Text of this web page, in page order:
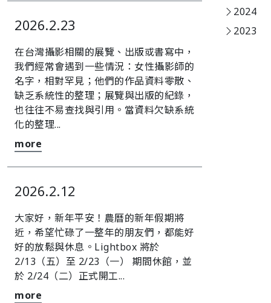
2026.2.23
在台灣攝影相關的展覽、出版或書寫中，
我們經常會遇到一些情況：女性攝影師的
名字，相對罕見；他們的作品資料零散、
缺乏系統性的整理；展覽與出版的紀錄，
也往往不易查找與引用。󠀠󠀠當資料欠缺系統
化的整理...
more
2026.2.12
大家好，新年平安！󠀠農曆的新年假期將
近，希望忙碌了一整年的朋友們，都能好
好的放鬆與休息。󠀠󠀠Lightbox 將於
2/13（五）至 2/23（一） 期間休館，並
於 2/24（二）正式開工...
more
2024
2023